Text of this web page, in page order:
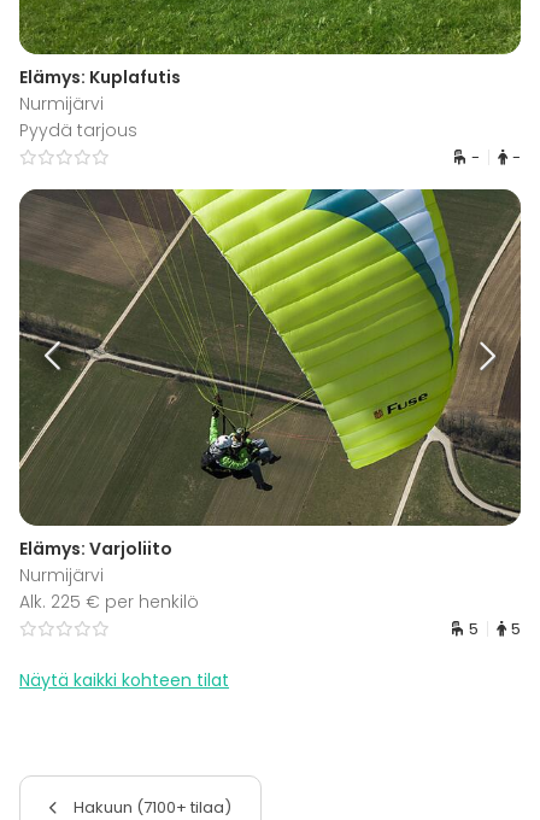
Elämys: Kuplafutis
Nurmijärvi
Pyydä tarjous
- -
Elämys: Varjoliito
Nurmijärvi
Alk. 225 € per henkilö
5 5
Näytä kaikki kohteen tilat
Hakuun (7100+ tilaa)